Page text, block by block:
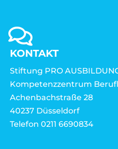
KONTAKT
Stiftung PRO
Kompetenzzentrum
Achenbachstraße 28
40237 Düsseldorf
Telefon 0211 6690834